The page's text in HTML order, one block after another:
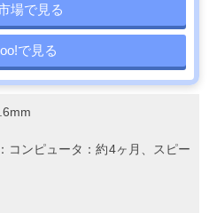
場で見る
で見る
：コンピュータ：約4ヶ月、スピー